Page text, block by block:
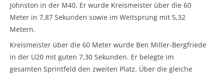
Johnston in der M40. Er wurde Kreismeister über die 60
Meter in 7,87 Sekunden sowie im Weitsprung mit 5,32
Metern.
Kreismeister über die 60 Meter wurde Ben Miller-Bergfriede
in der U20 mit guten 7,30 Sekunden. Er belegte im
gesamten Sprintfeld den zweiten Platz. Über die gleiche